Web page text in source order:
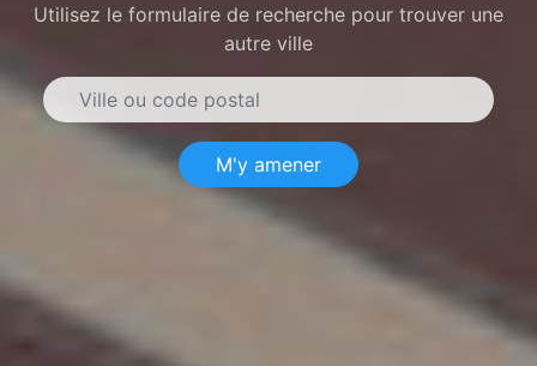
Utilisez le formulaire de recherche pour trouver une
autre ville
M'y amener